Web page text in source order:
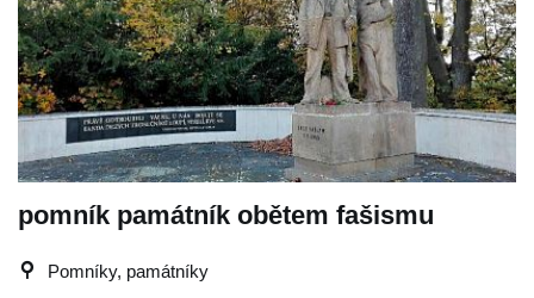
pomník památník obětem fašismu
Pomníky, památníky